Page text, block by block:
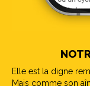
Elle est la digne
Mais comme son